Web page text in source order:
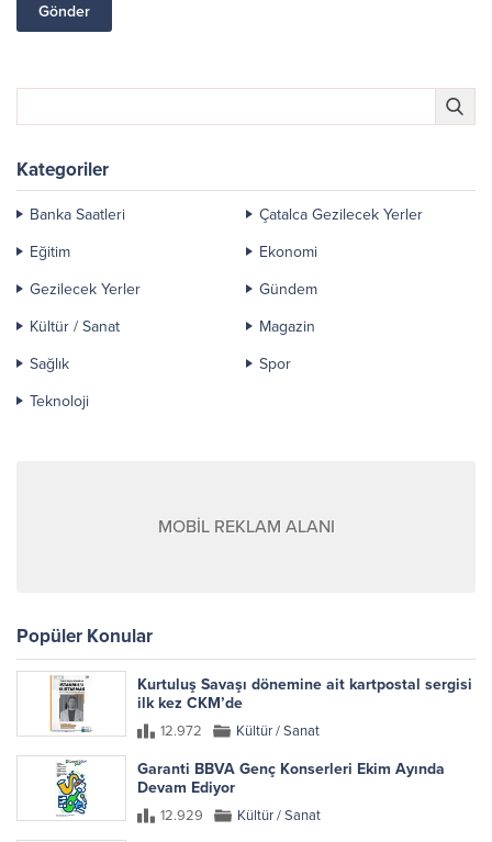
Kategoriler
Banka Saatleri
Çatalca Gezilecek Yerler
Eğitim
Ekonomi
Gezilecek Yerler
Gündem
Kültür / Sanat
Magazin
Sağlık
Spor
Teknoloji
MOBİL REKLAM ALANI
Popüler Konular
Kurtuluş Savaşı dönemine ait kartpostal sergisi
ilk kez CKM’de
12.972 Kültür / Sanat
Garanti BBVA Genç Konserleri Ekim Ayında
Devam Ediyor
12.929 Kültür / Sanat